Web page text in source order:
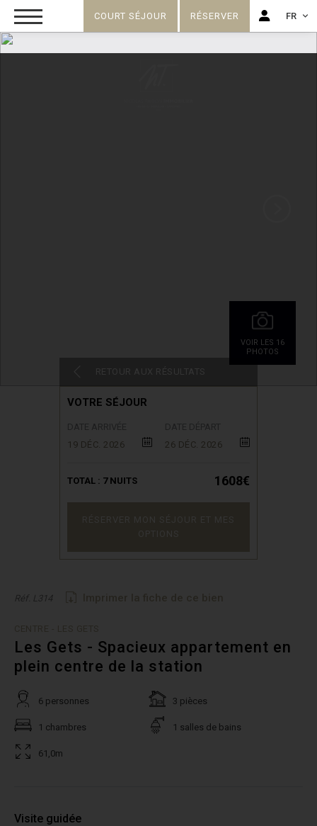
COURT SÉJOUR RÉSERVER FR
VOIR LES 16
PHOTOS
VOTRE SÉJOUR
19 DÉC. 2026
26 DÉC. 2026
TOTAL : 7NUITS 1608€
Réf. L314
Les Gets - Spacieux appartement en
plein centre de la station
6 personnes 3 pièces
1 chambres 1 salles de bains
61,0m
Visite guidée